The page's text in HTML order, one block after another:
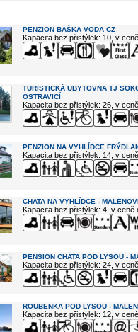
PENZION BAŠKA VODA CZ
Kapacita bez přistýlek: 10, v
TURISTICKÁ UBYTOVNA TJ
OSTRAVICÍ
Kapacita bez přistýlek: 26, v
PENZION NA VYHLÍDCE
Kapacita bez přistýlek: 14, v
CHATA NA VYHLÍDCE -
Kapacita bez přistýlek: 4, v ceně
PENSION CHATA POD LYSOU -
Kapacita bez přistýlek: 24, v
ROUBENKA POD LYSOU -
Kapacita bez přistýlek: 12, v